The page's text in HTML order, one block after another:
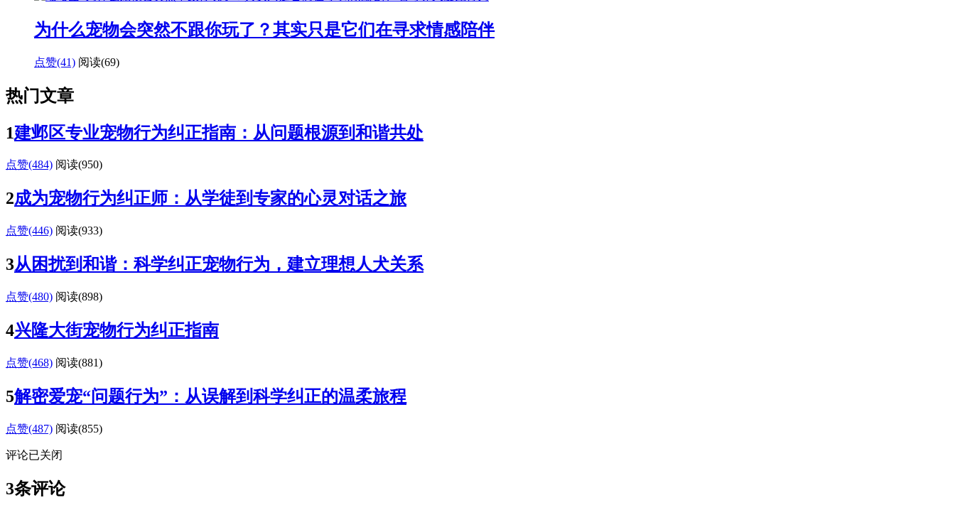
为什么宠物会突然不跟你玩了？其实只是它们在寻求情感陪伴
点赞(41) 阅读(69)
热门文章
1建邺区专业宠物行为纠正指南：从问题根源到和谐共处
点赞(484) 阅读(950)
2成为宠物行为纠正师：从学徒到专家的心灵对话之旅
点赞(446) 阅读(933)
3从困扰到和谐：科学纠正宠物行为，建立理想人犬关系
点赞(480) 阅读(898)
4兴隆大街宠物行为纠正指南
点赞(468) 阅读(881)
5解密爱宠“问题行为”：从误解到科学纠正的温柔旅程
点赞(487) 阅读(855)
评论已关闭
3条评论